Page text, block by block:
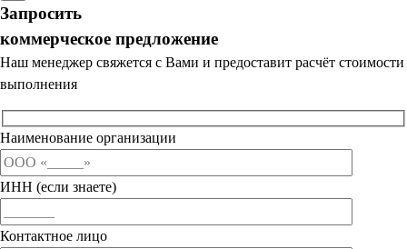
Запросить
коммерческое предложение
Наш менеджер свяжется с Вами и предоставит расчёт стоимости
выполнения
Наименование организации
ИНН (если знаете)
Контактное лицо